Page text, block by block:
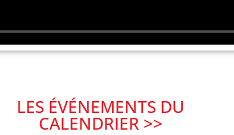
LES ÉVÉNEMENTS DU
CALENDRIER >>